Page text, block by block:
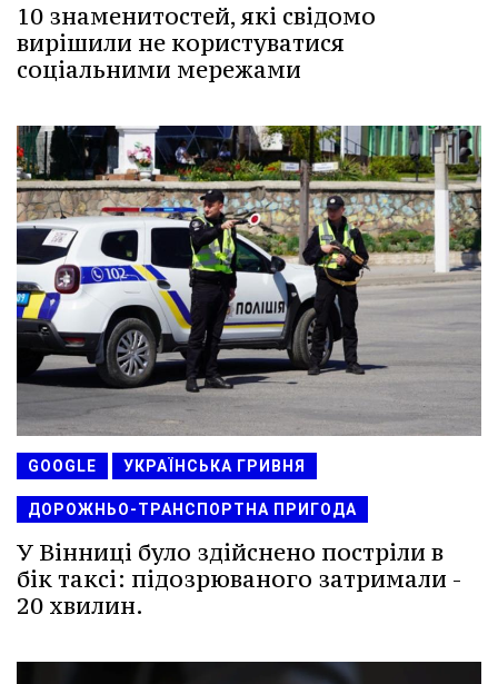
10 знаменитостей, які свідомо
вирішили не користуватися
соціальними мережами
GOOGLE УКРАЇНСЬКА ГРИВНЯ
ДОРОЖНЬО-ТРАНСПОРТНА ПРИГОДА
У Вінниці було здійснено постріли в
бік таксі: підозрюваного затримали -
20 хвилин.